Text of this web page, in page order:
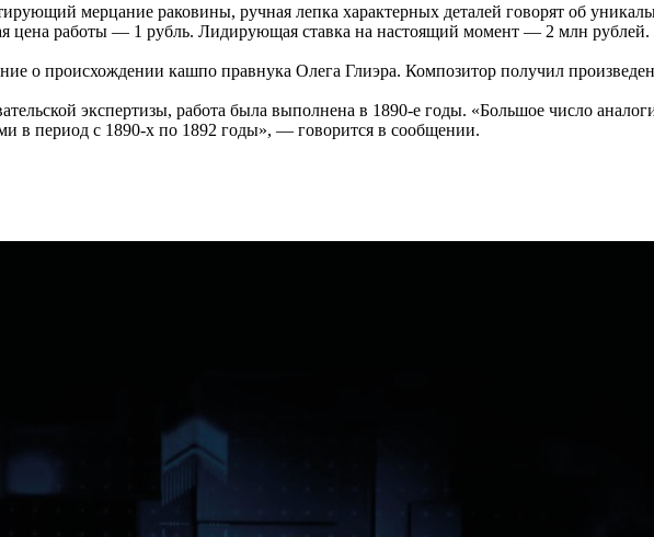
мерцание раковины, ручная лепка характерных деталей говорят об
цена работы — 1 рубль. Лидирующая ставка на настоящий момент — 2 млн рублей.
о происхождении кашпо правнука Олега Глиэра. Композитор получил
экспертизы, работа была выполнена в 1890-е годы. «Большое число
в период с 1890-х по 1892 годы», — говорится в сообщении.